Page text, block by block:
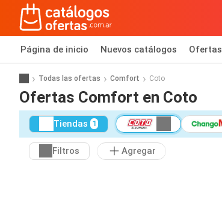
Página de inicio Nuevos catálogos Ofertas
Todas las ofertas Comfort Coto
Ofertas Comfort en Coto
Tiendas 1
Filtros Agregar